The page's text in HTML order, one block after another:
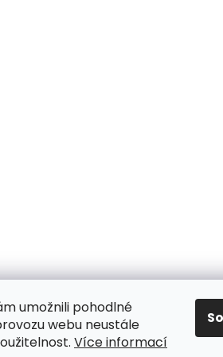
umožnili pohodlné
webu neustále
Více informací